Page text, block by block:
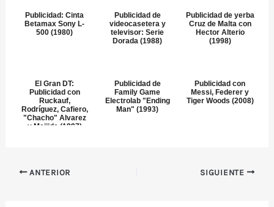
Publicidad: Cinta
Betamax Sony L-
500 (1980)
Publicidad de
videocasetera y
televisor: Serie
Dorada (1988)
Publicidad de yerba
Cruz de Malta con
Hector Alterio
(1998)
El Gran DT:
Publicidad con
Ruckauf,
Rodríguez, Cafiero,
"Chacho" Alvarez
y Meijide (1997)
Publicidad de
Family Game
Electrolab "Ending
Man" (1993)
Publicidad con
Messi, Federer y
Tiger Woods (2008)
ANTERIOR SIGUIENTE